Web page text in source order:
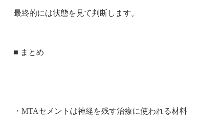
最終的には状態を見て判断します。
■ まとめ
・MTAセメントは神経を残す治療に使われる材料